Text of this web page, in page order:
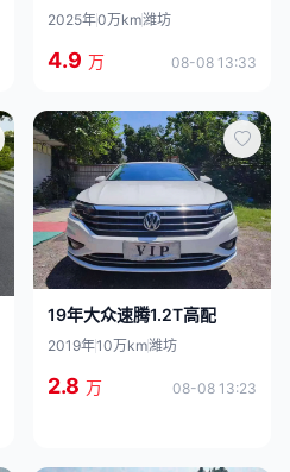
2025年0万km潍坊
4.9 万 08-08 13:33
19年大众速腾1.2T高配
2019年10万km潍坊
2.8 万 08-08 13:23